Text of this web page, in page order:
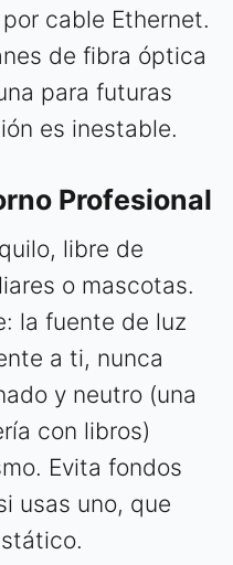
cable Ethernet.
de fibra óptica
para futuras
es inestable.
Profesional
libre de
o mascotas.
la fuente de luz
a ti, nunca
y neutro (una
con libros)
Evita fondos
usas uno, que